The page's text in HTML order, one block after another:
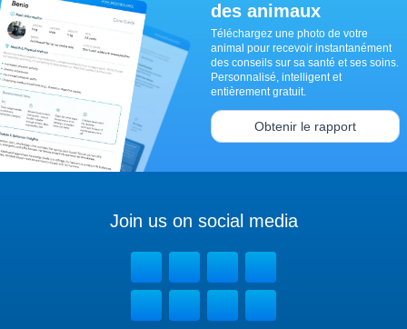
des animaux
Téléchargez une photo de votre
animal pour recevoir instantanément
des conseils sur sa santé et ses soins.
Personnalisé, intelligent et
entièrement gratuit.
Obtenir le rapport
Join us on social media